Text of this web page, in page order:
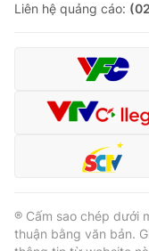
Liên hệ quảng cáo:
® Cấm sao chép dưới
thuận bằng văn bản.